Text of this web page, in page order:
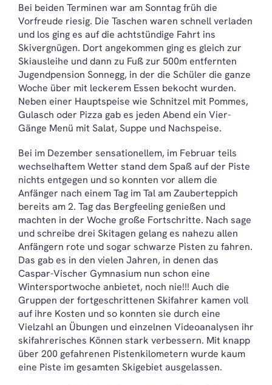
Bei beiden Terminen war am Sonntag früh die
Vorfreude riesig. Die Taschen waren schnell verladen
und los ging es auf die achtstündige Fahrt ins
Skivergnügen. Dort angekommen ging es gleich zur
Skiausleihe und dann zu Fuß zur 500m entfernten
Jugendpension Sonnegg, in der die Schüler die ganze
Woche über mit leckerem Essen bekocht wurden.
Neben einer Hauptspeise wie Schnitzel mit Pommes,
Gulasch oder Pizza gab es jeden Abend ein Vier-
Gänge Menü mit Salat, Suppe und Nachspeise.
Bei im Dezember sensationellem, im Februar teils
wechselhaftem Wetter stand dem Spaß auf der Piste
nichts entgegen und so konnten vor allem die
Anfänger nach einem Tag im Tal am Zauberteppich
bereits am 2. Tag das Bergfeeling genießen und
machten in der Woche große Fortschritte. Nach sage
und schreibe drei Skitagen gelang es nahezu allen
Anfängern rote und sogar schwarze Pisten zu fahren.
Das gab es in den vielen Jahren, in denen das
Caspar-Vischer Gymnasium nun schon eine
Wintersportwoche anbietet, noch nie!!! Auch die
Gruppen der fortgeschrittenen Skifahrer kamen voll
auf ihre Kosten und so konnten sie durch eine
Vielzahl an Übungen und einzelnen Videoanalysen ihr
skifahrerisches Können stark verbessern. Mit knapp
über 200 gefahrenen Pistenkilometern wurde kaum
eine Piste im gesamten Skigebiet ausgelassen.